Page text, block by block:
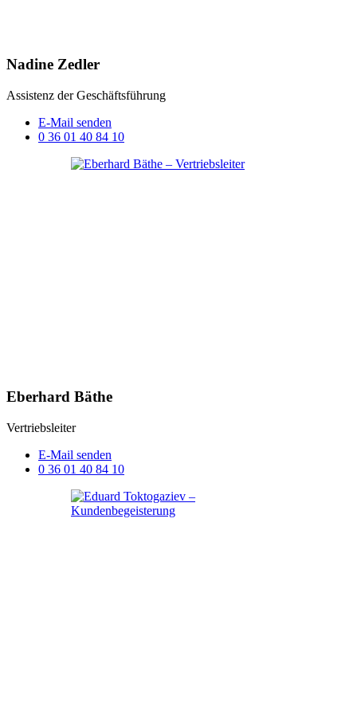
Nadine Zedler
Assistenz der Geschäftsführung
E-Mail senden
0 36 01 40 84 10
Eberhard Bäthe
Vertriebsleiter
E-Mail senden
0 36 01 40 84 10